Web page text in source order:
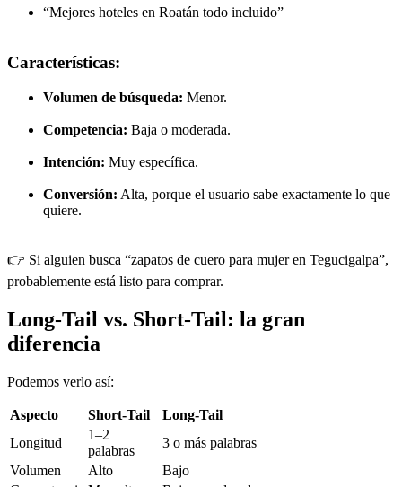
“Mejores hoteles en Roatán todo incluido”
Características:
Volumen de búsqueda: Menor.
Competencia: Baja o moderada.
Intención: Muy específica.
Conversión: Alta, porque el usuario sabe exactamente lo que
quiere.
👉 Si alguien busca “zapatos de cuero para mujer en Tegucigalpa”,
probablemente está listo para comprar.
Long-Tail vs. Short-Tail: la gran
diferencia
Podemos verlo así:
Aspecto Short-Tail
Long-Tail
Longitud
1–2
palabras
3 o más palabras
Volumen
Alto
Bajo